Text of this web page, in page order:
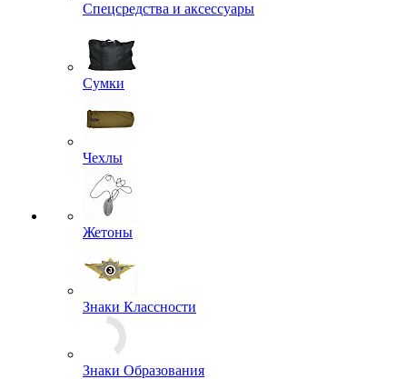
Спецсредства и аксессуары
Сумки
Чехлы
Жетоны
Знаки Классности
Знаки Образования